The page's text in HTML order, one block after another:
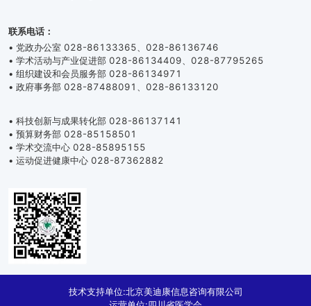
联系电话：
• 党政办公室 028-86133365、028-86136746
• 学术活动与产业促进部 028-86134409、028-87795265
• 组织建设和会员服务部 028-86134971
• 政府事务部 028-87488091、028-86133120
• 科技创新与成果转化部 028-86137141
• 预算财务部 028-85158501
• 学术交流中心 028-85895155
• 运动促进健康中心 028-87362882
技术支持单位:北京美迪康信息咨询有限公司